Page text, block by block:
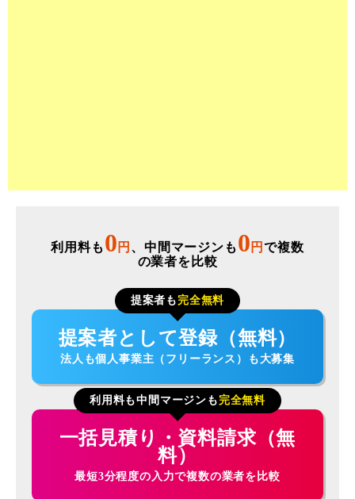
利用料も 0 円 、中間マージンも 0 円で複数
の業者を比較
提案者も 完全無料
提案者として登録（無料）
法人も個人事業主（フリーランス）も大募集
利用料も中間マージンも 完全無料
一括見積り・資料請求（無
料）
最短3分程度の入力で複数の業者を比較